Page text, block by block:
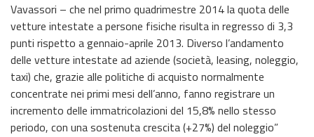
Vavassori – che nel primo quadrimestre 2014 la quota delle
vetture intestate a persone fisiche risulta in regresso di 3,3
punti rispetto a gennaio-aprile 2013. Diverso l’andamento
delle vetture intestate ad aziende (società, leasing, noleggio,
taxi) che, grazie alle politiche di acquisto normalmente
concentrate nei primi mesi dell’anno, fanno registrare un
incremento delle immatricolazioni del 15,8% nello stesso
periodo, con una sostenuta crescita (+27%) del noleggio”